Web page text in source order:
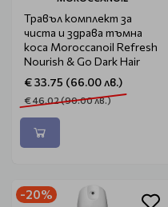
Травъл комплект за
чиста и здрава тъмна
коса Moroccanoil Refresh
Nourish & Go Dark Hair
€ 33.75 (66.00 лв.)
€ 46.02 (90.00 лв.)
-20%